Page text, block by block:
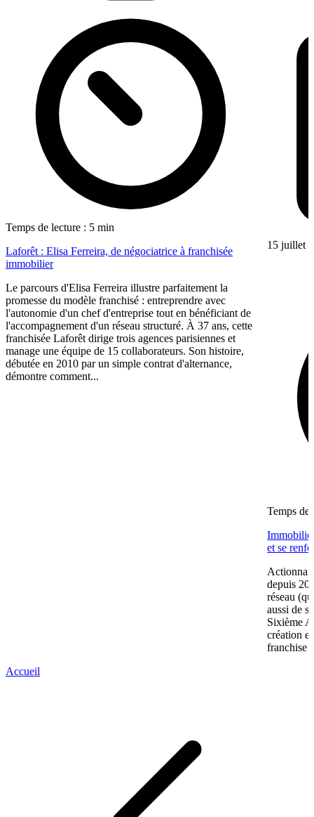
Temps de lecture : 5 min
Laforêt : Elisa Ferreira, de négociatrice à franchisée
immobilier
Le parcours d'Elisa Ferreira illustre parfaitement la
promesse du modèle franchisé : entreprendre avec
l'autonomie d'un chef d'entreprise tout en bénéficiant de
l'accompagnement d'un réseau structuré. À 37 ans, cette
franchisée Laforêt dirige trois agences parisiennes et
manage une équipe de 15 collaborateurs. Son histoire,
débutée en 2010 par un simple contrat d'alternance,
démontre comment...
15 juillet
Temps de
et se
depuis
réseau
aussi de
Sixième
création
franchise
Accueil